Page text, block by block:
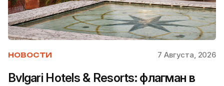
НОВОСТИ 7 Августа, 2026
Bvlgari Hotels & Resorts: флагман в